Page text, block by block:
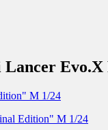
Lancer